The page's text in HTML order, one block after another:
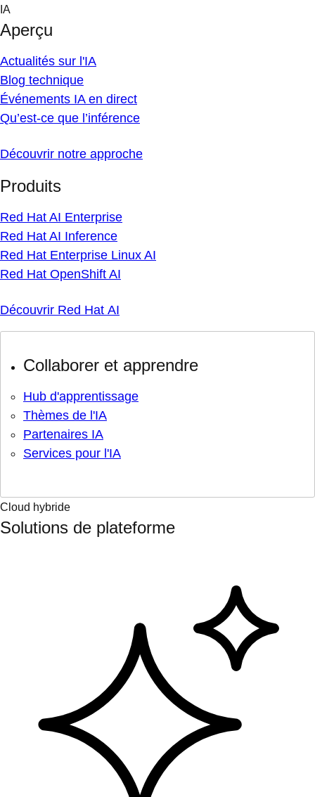
Skip
content
IA
Aperçu
Actualités sur l'IA
Blog technique
Événements IA en direct
Qu’est-ce que l’inférence
Découvrir notre approche
Produits
Red Hat AI Enterprise
Red Hat AI Inference
Red Hat Enterprise Linux AI
Red Hat OpenShift AI
Découvrir Red Hat AI
Collaborer et apprendre
Hub d'apprentissage
Thèmes de l'IA
Partenaires IA
Services pour l'IA
Cloud hybride
Solutions de plateforme